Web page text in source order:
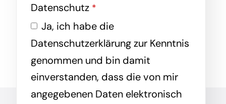
Datenschutz *
Ja, ich habe die
Datenschutzerklärung zur Kenntnis
genommen und bin damit
einverstanden, dass die von mir
angegebenen Daten elektronisch